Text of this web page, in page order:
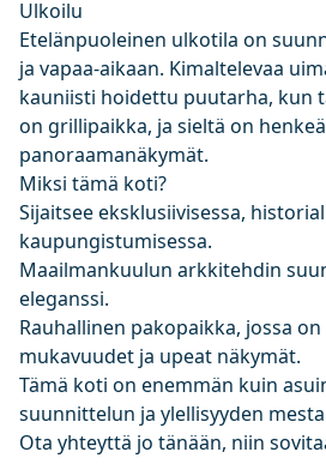
Ulkoilu
Etelänpuoleinen ulkotila on
ja vapaa-aikaan. Kimaltelevaa
kauniisti hoidettu puutarha, kun
on grillipaikka, ja sieltä on
panoraamanäkymät.
Miksi tämä koti?
Sijaitsee eksklusiivisessa,
kaupungistumisessa.
Maailmankuulun arkkitehdin
eleganssi.
Rauhallinen pakopaikka, jossa
mukavuudet ja upeat näkymät.
Tämä koti on enemmän kuin
suunnittelun ja ylellisyyden
Ota yhteyttä jo tänään, niin